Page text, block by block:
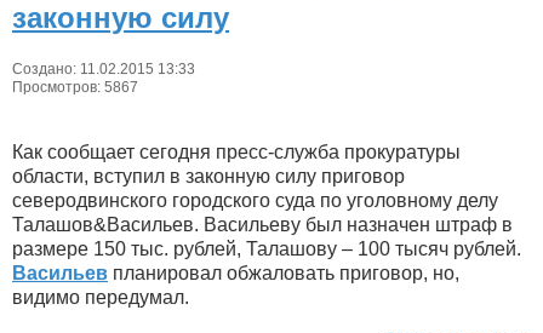
законную силу
Создано: 11.02.2015 13:33
Просмотров: 5867
Как сообщает сегодня пресс-служба прокуратуры
области, вступил в законную силу приговор
северодвинского городского суда по уголовному делу
Талашов&Васильев. Васильеву был назначен штраф в
размере 150 тыс. рублей, Талашову – 100 тысяч рублей.
Васильев планировал обжаловать приговор, но,
видимо передумал.